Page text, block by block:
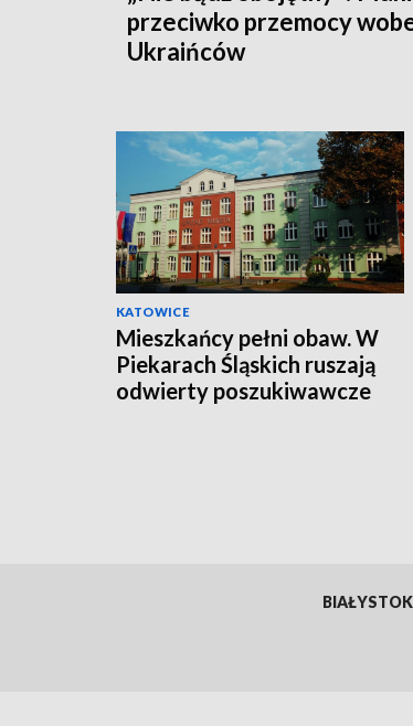
przeciwko przemocy
Ukraińców
KATOWICE
Mieszkańcy pełni obaw. W
Piekarach Śląskich ruszają
odwierty poszukiwawcze
BIAŁYSTOK